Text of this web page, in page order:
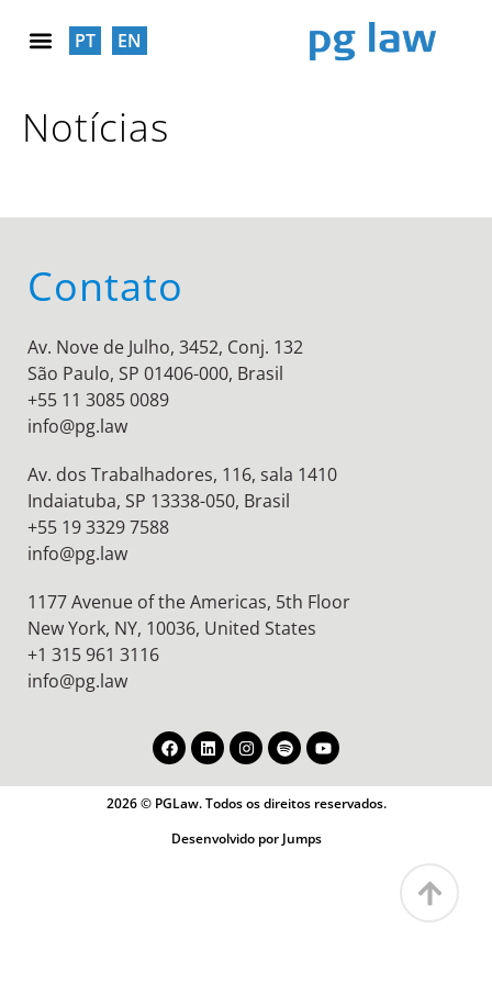
PT EN
Notícias
Contato
Av. Nove de Julho, 3452, Conj. 132
São Paulo, SP 01406-000, Brasil
+55 11 3085 0089
info@pg.law
Av. dos Trabalhadores, 116, sala 1410
Indaiatuba, SP 13338-050, Brasil
+55 19 3329 7588
info@pg.law
1177 Avenue of the Americas, 5th Floor
New York, NY, 10036, United States
+1 315 961 3116
info@pg.law
2026 © PGLaw. Todos os direitos reservados.
Desenvolvido por Jumps